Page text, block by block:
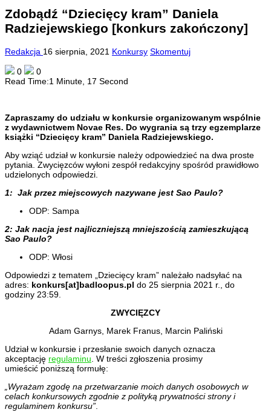
Zdobądź “Dziecięcy kram” Daniela
Radziejewskiego [konkurs zakończony]
Redakcja 16 sierpnia, 2021 Konkursy Skomentuj
0
0
Read Time:1 Minute, 17 Second
Zapraszamy do udziału w konkursie organizowanym wspólnie
z wydawnictwem Novae Res. Do wygrania są trzy egzemplarze
książki “Dziecięcy kram” Daniela Radziejewskiego.
Aby wziąć udział w konkursie należy odpowiedzieć na dwa proste
pytania. Zwycięzców wyłoni zespół redakcyjny spośród prawidłowo
udzielonych odpowiedzi.
1: Jak przez miejscowych nazywane jest Sao Paulo?
ODP: Sampa
2: Jak nacja jest najliczniejszą mniejszością zamieszkującą
Sao Paulo?
ODP: Włosi
Odpowiedzi z tematem „Dziecięcy kram” należało nadsyłać na
adres: konkurs[at]badloopus.pl do 25 sierpnia 2021 r., do
godziny 23:59.
ZWYCIĘZCY
Adam Garnys, Marek Franus, Marcin Paliński
Udział w konkursie i przesłanie swoich danych oznacza
akceptację regulaminu . W treści zgłoszenia prosimy
umieścić poniższą formułę:
„Wyrażam zgodę na przetwarzanie moich danych osobowych w
celach konkursowych zgodnie z polityką prywatności strony i
regulaminem konkursu”